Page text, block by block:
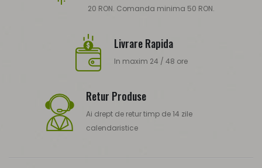
20 RON. Comanda minima 50 RON.
Livrare Rapida
In maxim 24 / 48 ore
Retur Produse
Ai drept de retur timp de 14 zile
calendaristice